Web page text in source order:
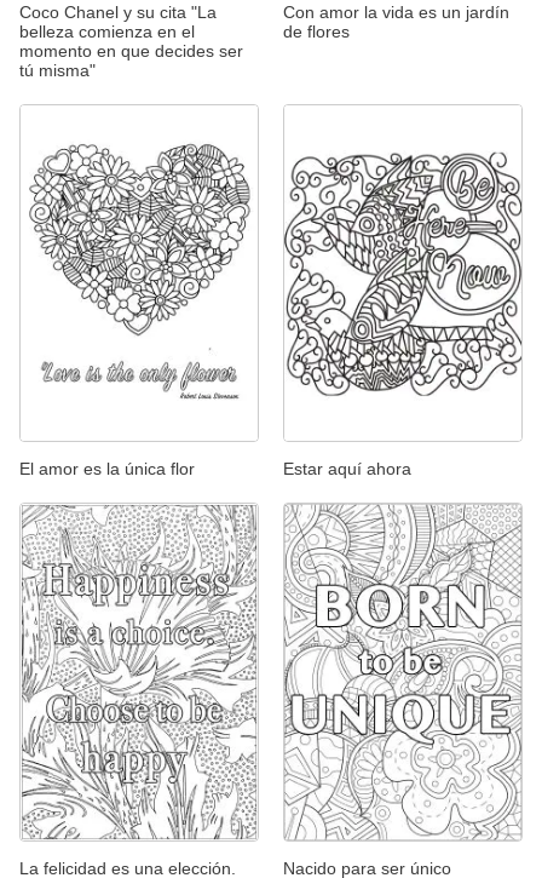
Coco Chanel y su cita "La
belleza comienza en el
momento en que decides ser
tú misma"
Con amor la vida es un jardín
de flores
El amor es la única flor Estar aquí ahora
La felicidad es una elección.
Nacido para ser único